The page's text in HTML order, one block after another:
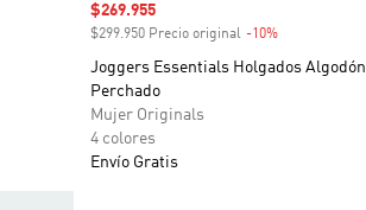
Precio de venta
$269.955
$299.950 Precio original -10%Descuento
Joggers Essentials Holgados Algodón
Perchado
Mujer Originals
4 colores
Envío Gratis